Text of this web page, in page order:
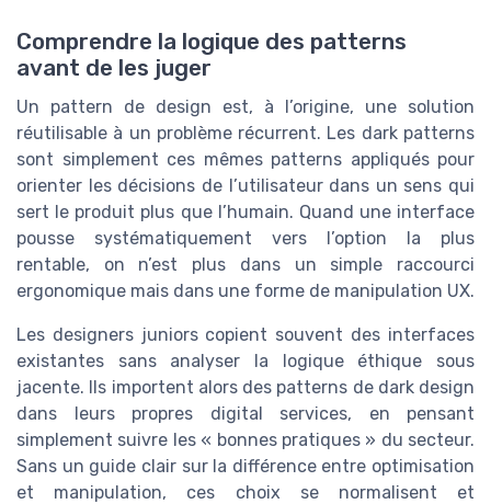
Comprendre la logique des patterns
avant de les juger
Un pattern de design est, à l’origine, une solution
réutilisable à un problème récurrent. Les dark patterns
sont simplement ces mêmes patterns appliqués pour
orienter les décisions de l’utilisateur dans un sens qui
sert le produit plus que l’humain. Quand une interface
pousse systématiquement vers l’option la plus
rentable, on n’est plus dans un simple raccourci
ergonomique mais dans une forme de manipulation UX.
Les designers juniors copient souvent des interfaces
existantes sans analyser la logique éthique sous
jacente. Ils importent alors des patterns de dark design
dans leurs propres digital services, en pensant
simplement suivre les « bonnes pratiques » du secteur.
Sans un guide clair sur la différence entre optimisation
et manipulation, ces choix se normalisent et